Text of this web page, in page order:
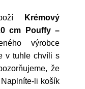
Krémový
cm Pouffy –
výrobce
v tuhle chvíli s
že
li košík